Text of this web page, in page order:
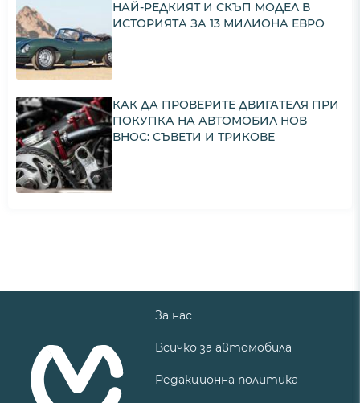
НАЙ-РЕДКИЯТ И СКЪП МОДЕЛ В
ИСТОРИЯТА ЗА 13 МИЛИОНА ЕВРО
КАК ДА ПРОВЕРИТЕ ДВИГАТЕЛЯ ПРИ
ПОКУПКА НА АВТОМОБИЛ НОВ
ВНОС: СЪВЕТИ И ТРИКОВЕ
За нас
Всичко за автомобила
Редакционна политика